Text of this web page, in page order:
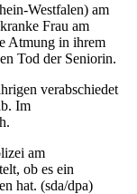
Westfalen) am
Frau am
Atmung in ihrem
Tod der Seniorin.
verabschiedet
Im
am
ob es ein
hat. (sda/dpa)